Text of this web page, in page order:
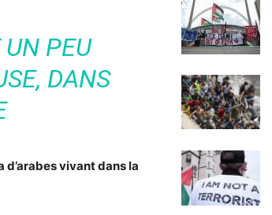
PEU
DANS
d’arabes vivant dans la